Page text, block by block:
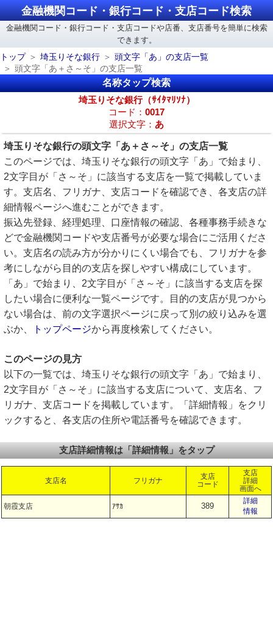
金融機関コード・銀行コード・支店コード検索
金融機関コード・銀行コード・支店コードや店番、支店番号を簡単に検索
できます。
トップ
埼玉りそな銀行
頭文字「あ」の支店一覧
頭文字「あ＋さ～そ」の支店一覧
名称タップ検索
埼玉りそな銀行（ｻｲﾀﾏﾘｿﾅ）
コード： 0017
選択文字： あ
埼玉りそな銀行の頭文字「あ＋さ～そ」の支店一覧
このページでは、埼玉りそな銀行の頭文字「あ」で始まり、
2文字目が「さ～そ」に該当する支店を一覧で掲載していま
す。支店名、フリガナ、支店コードを確認でき、各支店の詳
細情報ページへ進むことができます。
振込先登録、経理処理、口座情報の確認、各種事務手続きな
どで金融機関コードや支店番号が必要な場合にご活用くださ
い。支店名の読み方が分かりにくい場合でも、フリガナを参
考にしながら目的の支店を探しやすい構成にしています。
「あ」で始まり、2文字目が「さ～そ」に該当する支店を探
したい場合に便利な一覧ページです。目的の支店が見つから
ない場合は、前の文字選択ページに戻って別の絞り込みを選
ぶか、
トップページから再度検索してください。
このページの見方
以下の一覧では、埼玉りそな銀行の頭文字「あ」で始まり、
2文字目が「さ～そ」に該当する支店について、支店名、フ
リガナ、支店コードを掲載しています。「詳細情報」をクリ
ックすると、各支店の住所や電話番号を確認できます。
支店詳細情報は「詳細情報」をタップ
支店名 フリガナ
支店
コード
支店
詳細
画面へ
朝霞支店 ｱｻｶ 389
詳細
情報